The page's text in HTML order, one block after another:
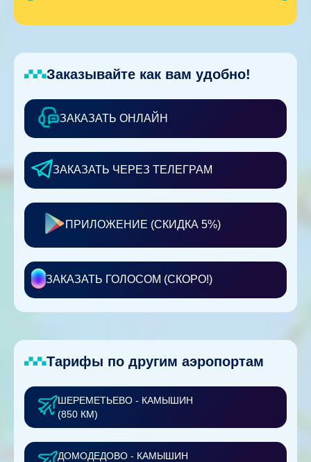
Заказывайте как вам удобно!
ЗАКАЗАТЬ ОНЛАЙН
ЗАКАЗАТЬ ЧЕРЕЗ ТЕЛЕГРАМ
ПРИЛОЖЕНИЕ (СКИДКА 5%)
ЗАКАЗАТЬ ГОЛОСОМ (СКОРО!)
Тарифы по другим аэропортам
ШЕРЕМЕТЬЕВО - КАМЫШИН
(850 КМ)
ДОМОДЕДОВО - КАМЫШИН